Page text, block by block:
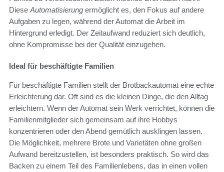
Diese Automatisierung ermöglicht es, den Fokus auf andere
Aufgaben zu legen, während der Automat die Arbeit im
Hintergrund erledigt. Der Zeitaufwand reduziert sich deutlich,
ohne Kompromisse bei der Qualität einzugehen.
Ideal für beschäftigte Familien
Für beschäftigte Familien stellt der Brotbackautomat eine echte
Erleichterung dar. Oft sind es die kleinen Dinge, die den Alltag
erleichtern. Wenn der Automat sein Werk verrichtet, können die
Familienmitglieder sich gemeinsam auf ihre Hobbys
konzentrieren oder den Abend gemütlich ausklingen lassen.
Die Möglichkeit, mehrere Brote und Varietäten ohne großen
Aufwand bereitzustellen, ist besonders praktisch. So wird das
Backen zu einem Teil des Familienlebens, das in einen vollen